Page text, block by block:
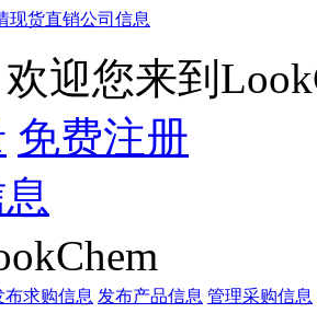
现货直销公司信息
迎您来到
免费注册
布求购信息 发布产品信息 管理采购信息